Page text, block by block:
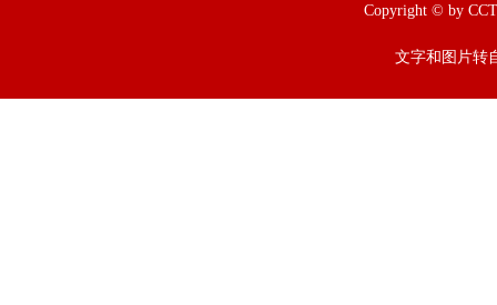
Copyright © by
文字和图片转